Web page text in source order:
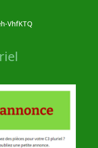
VhfKTQ